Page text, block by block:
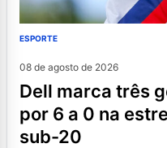
ESPORTE
08 de agosto de 2026
dell marca três gols e bahia goleia
por 6 a 0 na
sub-20